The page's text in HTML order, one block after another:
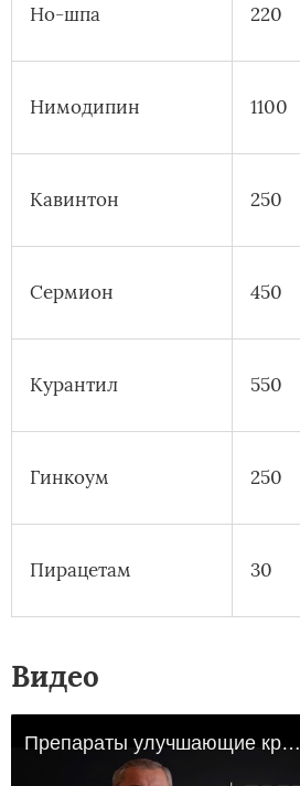
Но-шпа 220
Нимодипин 1100
Кавинтон 250
Сермион 450
Курантил 550
Гинкоум 250
Пирацетам 30
Видео
Препараты улучшающие кровоснабжение и обмен веществ в мозге.